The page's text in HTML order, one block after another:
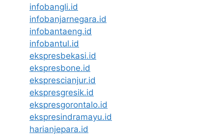
infobangli.id
infobanjarnegara.id
infobantaeng.id
infobantul.id
ekspresbekasi.id
ekspresbone.id
eksprescianjur.id
ekspresgresik.id
ekspresgorontalo.id
ekspresindramayu.id
harianjepara.id